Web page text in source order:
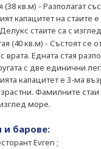
(38 кв.м) - Разполагат
капацитет на стаите
стаите са с
(40 кв.м) - Състоят се
врата. Едната стая
с две единични
капацитет е 3-ма
Фамилните стаи
море.
и барове:
Еvren ;